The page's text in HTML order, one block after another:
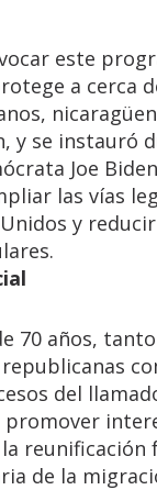
este
a cerca
y se instauró
Joe
las vías
y
70 años, tanto
del
reunificación
de la